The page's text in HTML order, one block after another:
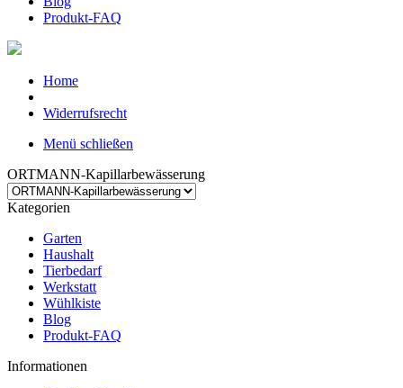
Produkt-FAQ
Home
Widerrufsrecht
Menü schließen
ORTMANN-Kapillarbewässerung
Kategorien
Garten
Haushalt
Tierbedarf
Werkstatt
Wühlkiste
Blog
Produkt-FAQ
Informationen